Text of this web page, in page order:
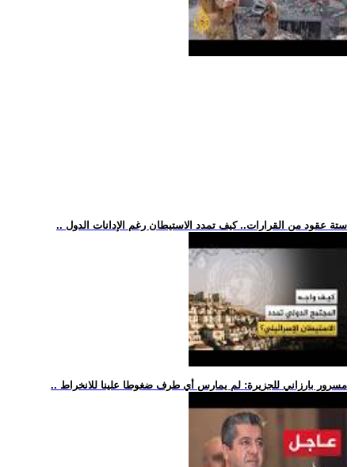
.. ستة عقود من القرارات.. كيف تمدد الاستيطان رغم الإدانات الدول
.. مسرور بارزاني للجزيرة: لم يمارس أي طرف ضغوطا علينا للانخراط